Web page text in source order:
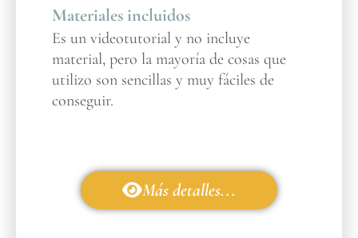
Materiales incluidos
Es un videotutorial y no incluye
material, pero la mayoría de cosas que
utilizo son sencillas y muy fáciles de
conseguir.
Más detalles...